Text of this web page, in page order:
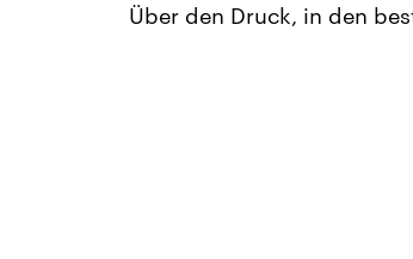
Über den Druck, in den